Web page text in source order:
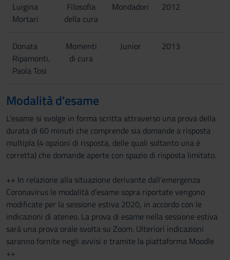
Luigina
Mortari
Filosofia
della cura
Mondadori 2012
Donata
Ripamonti,
Paola Tosi
Momenti
di cura
Junior 2013
Modalità d'esame
L’esame si svolge in forma scritta attraverso una prova della
durata di 60 minuti che comprende sia domande a risposta
multipla (4 opzioni di risposta, delle quali soltanto una è
corretta) che domande aperte con spazio di risposta limitato.
++ In relazione alla situazione derivante dall’emergenza
Coronavirus le modalità d’esame sopra riportate vengono
modificate per la sessione estiva 2020, in accordo con le
indicazioni di ateneo. La prova di esame nella sessione estiva
sarà una prova orale svolta su Zoom. Ulteriori indicazioni
saranno fornite negli avvisi e tramite la piattaforma Moodle
++